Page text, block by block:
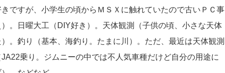
ですが、小学生の頃からＭＳＸに触れていたので古いＰＣ事
。日曜大工（DIY好き）。天体観測（子供の頃、小さな天体
。釣り（基本、海釣り。たまに川）。ただ、最近は天体観測
乗り。ジムニーの中では不人気車種だけど自分の用途に